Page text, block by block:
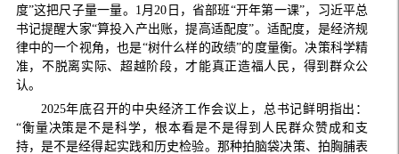
度”这把尺子量一量。1月20日，省部班“开年第一课”，习近平总
书记提醒大家“算投入产出账，提高适配度”。适配度，是经济规
律中的一个视角，也是“树什么样的政绩”的度量衡。决策科学精
准，不脱离实际、超越阶段，才能真正造福人民，得到群众公
认。
2025年底召开的中央经济工作会议上，总书记鲜明指出：
“衡量决策是不是科学，根本看是不是得到人民群众赞成和支
持，是不是经得起实践和历史检验。那种拍脑袋决策、拍胸脯表